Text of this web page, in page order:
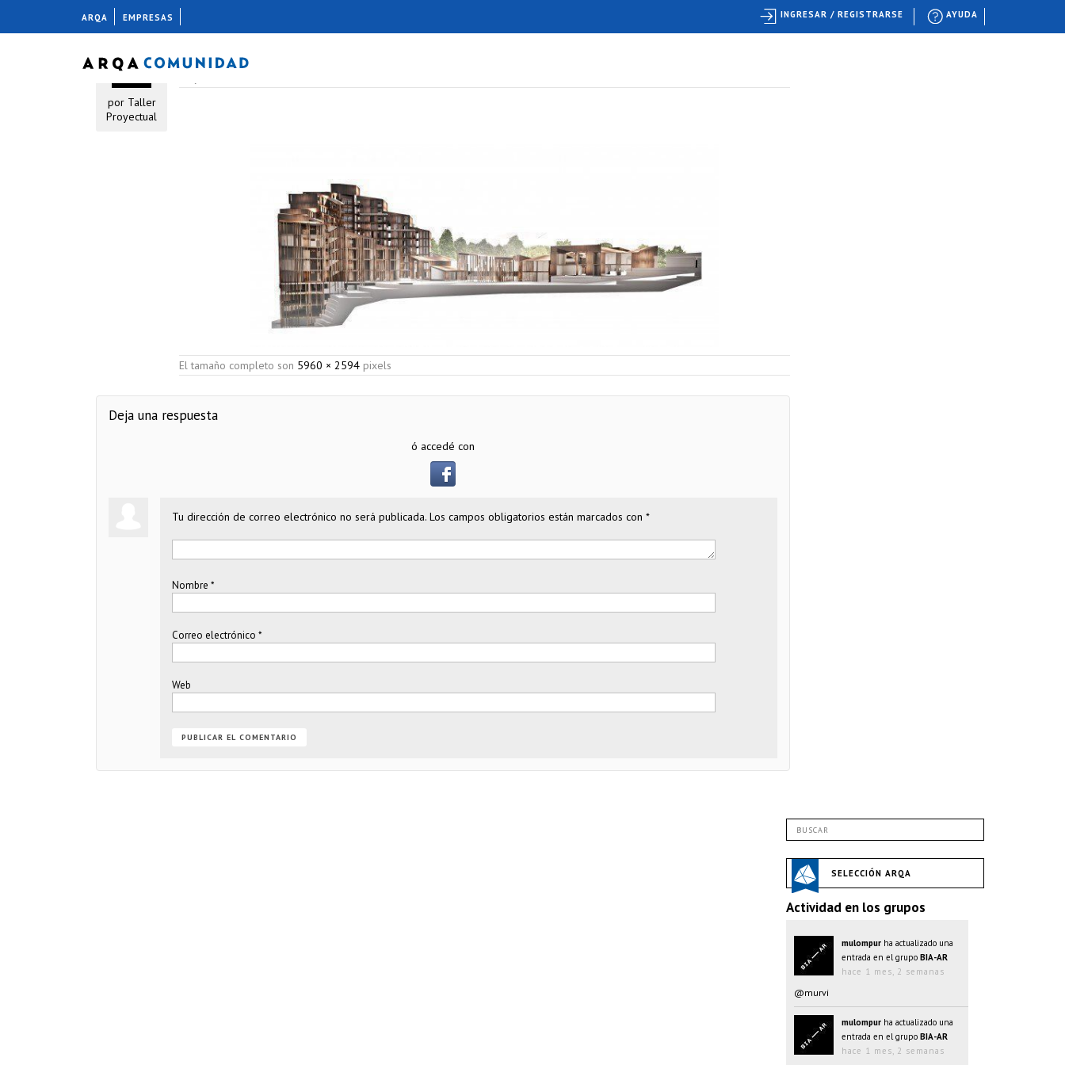
por Taller
Proyectual
El tamaño completo son 5960 × 2594 pixels
Deja una respuesta
ó accedé con
Tu dirección de correo electrónico no será publicada. Los campos obligatorios están marcados con *
Nombre *
Correo electrónico *
Web
SELECCIÓN ARQA
Actividad en los grupos
mulompur ha actualizado una
entrada en el grupo BIA-AR
hace 1 mes, 2 semanas
@murvi
mulompur ha actualizado una
entrada en el grupo BIA-AR
hace 1 mes, 2 semanas
ARQA EMPRESAS AYUDA
INGRESAR / REGISTRARSE